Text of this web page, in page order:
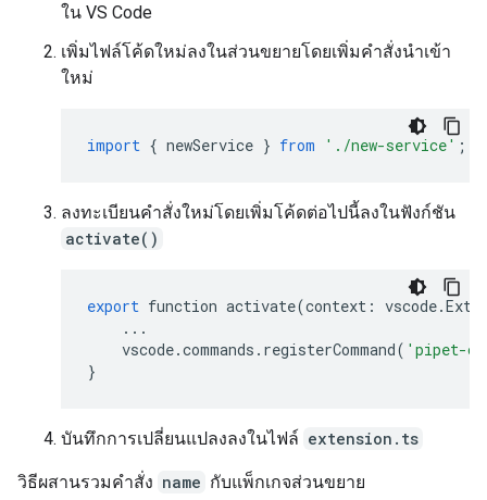
ใน VS Code
เพิ่มไฟล์โค้ดใหม่ลงในส่วนขยายโดยเพิ่มคำสั่งนำเข้า
ใหม่
import { newService } from './new-service' ;
ลงทะเบียนคำสั่งใหม่โดยเพิ่มโค้ดต่อไปนี้ลงในฟังก์ชัน
activate()
export function activate(context : vscode.
...
vscode.commands . registerCommand( 'pipet-
}
บันทึกการเปลี่ยนแปลงลงในไฟล์ extension.ts
วิธีผสานรวมคำสั่ง name กับแพ็กเกจส่วนขยาย